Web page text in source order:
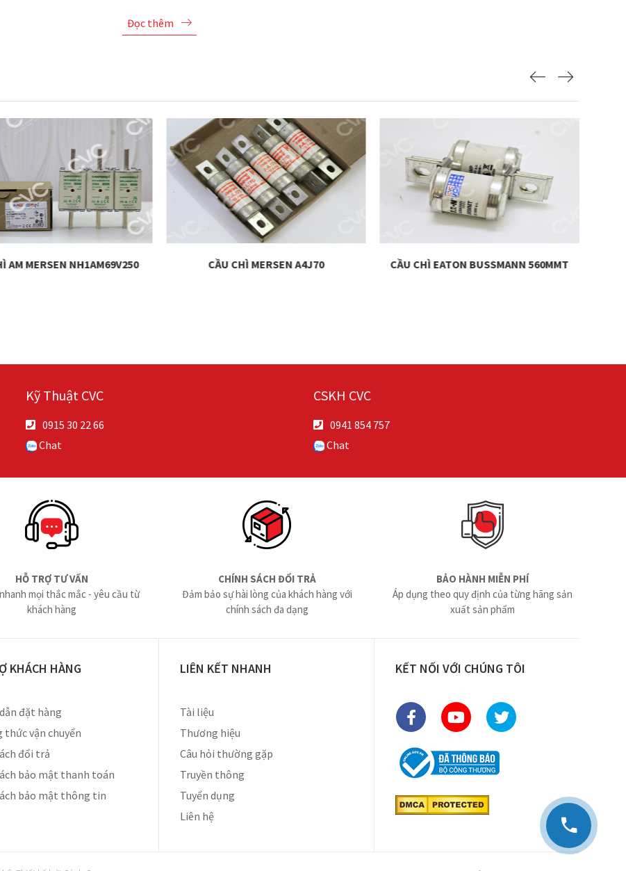
Đọc thêm
NH1AM69V250 CẦU CHÌ MERSEN A4J70 CẦU CHÌ EATON BUSSMANN 560MMT
CẦU CHÌ
Kỹ Thuật CVC
0915 30 22 66
Chat
CSKH CVC
0941 854 757
Chat
HỖ TRỢ TƯ VẤN
mọi thắc mắc - yêu cầu từ
khách hàng
CHÍNH SÁCH ĐỔI TRẢ
Đảm bảo sự hài lòng của khách hàng với
chính sách đa dạng
BẢO HÀNH MIỄN PHÍ
Áp dụng theo quy định của từng hãng sản
xuất sản phẩm
KHÁCH HÀNG
đặt hàng
thức vận chuyển
đổi trả
bảo mật thanh toán
bảo mật thông tin
LIÊN KẾT NHANH
Tài liệu
Thương hiệu
Câu hỏi thường gặp
Truyền thông
Tuyển dụng
Liên hệ
KẾT NỐI VỚI CHÚNG TÔI